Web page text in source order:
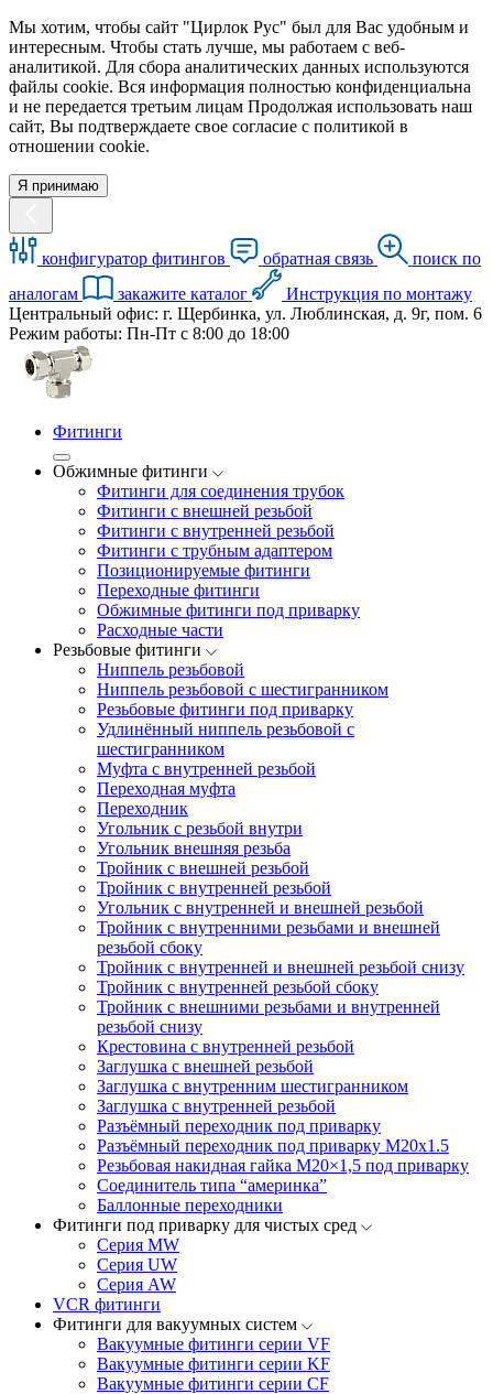
Мы хотим, чтобы сайт "Цирлок Рус" был для Вас удобным и
интересным. Чтобы стать лучше, мы работаем с веб-
аналитикой. Для сбора аналитических данных используются
файлы cookie. Вся информация полностью конфиденциальна
и не передается третьим лицам Продолжая использовать наш
сайт, Вы подтверждаете свое согласие с политикой в
отношении cookie.
Я принимаю
конфигуратор фитингов обратная связь
поиск по
аналогам
закажите каталог
Инструкция по монтажу
Центральный офис: г. Щербинка, ул. Люблинская, д. 9г, пом. 6
Режим работы: Пн-Пт с 8:00 до 18:00
Фитинги
Обжимные фитинги
Фитинги для соединения трубок
Фитинги с внешней резьбой
Фитинги с внутренней резьбой
Фитинги с трубным адаптером
Позиционируемые фитинги
Переходные фитинги
Обжимные фитинги под приварку
Расходные части
Резьбовые фитинги
Ниппель резьбовой
Ниппель резьбовой с шестигранником
Резьбовые фитинги под приварку
Удлинённый ниппель резьбовой с
шестигранником
Муфта с внутренней резьбой
Переходная муфта
Переходник
Угольник с резьбой внутри
Угольник внешняя резьба
Тройник с внешней резьбой
Тройник с внутренней резьбой
Угольник с внутренней и внешней резьбой
Тройник с внутренними резьбами и внешней
резьбой сбоку
Тройник с внутренней и внешней резьбой снизу
Тройник с внутренней резьбой сбоку
Тройник с внешними резьбами и внутренней
резьбой снизу
Крестовина с внутренней резьбой
Заглушка с внешней резьбой
Заглушка с внутренним шестигранником
Заглушка с внутренней резьбой
Разъёмный переходник под приварку
Разъёмный переходник под приварку М20х1.5
Резьбовая накидная гайка M20×1,5 под приварку
Соединитель типа “америнка”
Баллонные переходники
Фитинги под приварку для чистых сред
Серия MW
Серия UW
Серия AW
VCR фитинги
Фитинги для вакуумных систем
Вакуумные фитинги серии VF
Вакуумные фитинги серии KF
Вакуумные фитинги серии CF